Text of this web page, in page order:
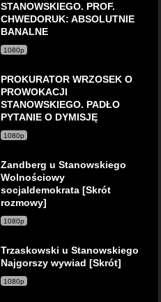
STANOWSKIEGO. PROF.
CHWEDORUK: ABSOLUTNIE
BANALNE
1080p
PROKURATOR WRZOSEK O
PROWOKACJI
STANOWSKIEGO. PADŁO
PYTANIE O DYMISJĘ
1080p
Zandberg u Stanowskiego
Wolnościowy
socjaldemokrata [Skrót
rozmowy]
1080p
Trzaskowski u Stanowskiego
Najgorszy wywiad [Skrót]
1080p